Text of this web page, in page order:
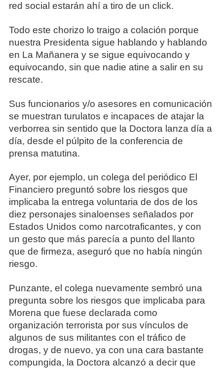
red social estarán ahí a tiro de un click.
Todo este chorizo lo traigo a colación porque
nuestra Presidenta sigue hablando y hablando
en La Mañanera y se sigue equivocando y
equivocando, sin que nadie atine a salir en su
rescate.
Sus funcionarios y/o asesores en comunicación
se muestran turulatos e incapaces de atajar la
verborrea sin sentido que la Doctora lanza día a
día, desde el púlpito de la conferencia de
prensa matutina.
Ayer, por ejemplo, un colega del periódico El
Financiero preguntó sobre los riesgos que
implicaba la entrega voluntaria de dos de los
diez personajes sinaloenses señalados por
Estados Unidos como narcotraficantes, y con
un gesto que más parecía a punto del llanto
que de firmeza, aseguró que no había ningún
riesgo.
Punzante, el colega nuevamente sembró una
pregunta sobre los riesgos que implicaba para
Morena que fuese declarada como
organización terrorista por sus vínculos de
algunos de sus militantes con el tráfico de
drogas, y de nuevo, ya con una cara bastante
compungida, la Doctora alcanzó a decir que